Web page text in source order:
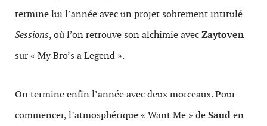
termine lui l’année avec un projet sobrement intitulé
Sessions, où l’on retrouve son alchimie avecZaytoven
sur « My Bro’s a Legend ».
On termine enfin l’année avec deux morceaux. Pour
commencer, l’atmosphérique « Want Me » deSauden